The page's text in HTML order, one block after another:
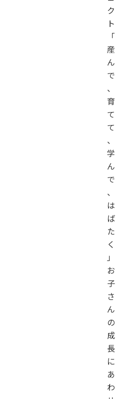
ク
ト
「
産
ん
で
、
育
て
て
、
学
ん
で
、
は
ば
た
く
」
お
子
さ
ん
の
成
長
に
あ
わ